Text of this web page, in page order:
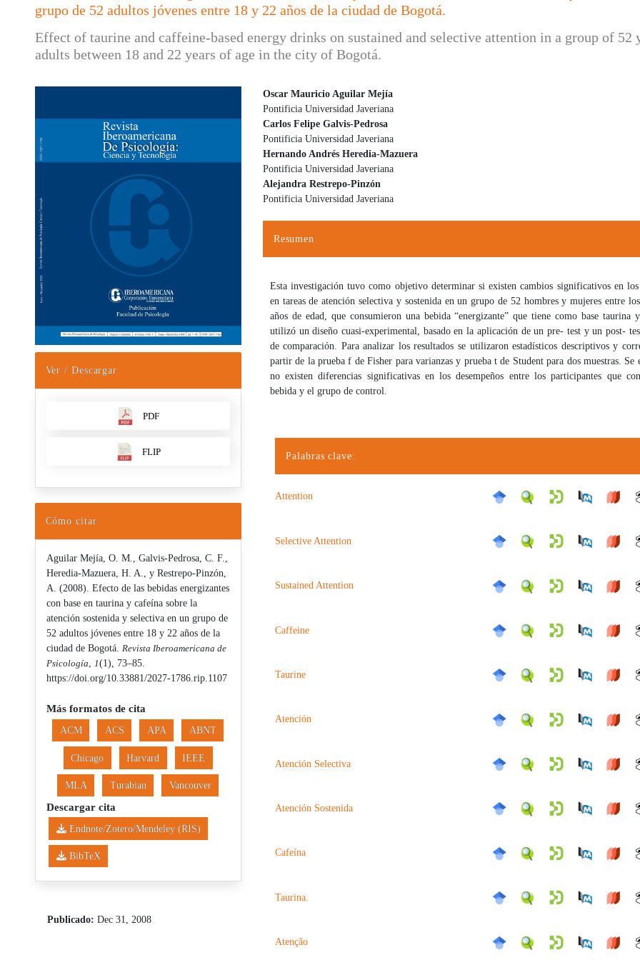
grupo de 52 adultos jóvenes entre 18 y 22 años de la ciudad de Bogotá.
Effect of taurine and caffeine-based energy drinks on sustained and selective attention in a group of 52
adults between 18 and 22 years of age in the city of Bogotá.
Barra lateral del artículo
Ver / Descargar
PDF
FLIP
Cómo citar
Aguilar Mejía, O. M., Galvis-Pedrosa, C. F.,
Heredia-Mazuera, H. A., y Restrepo-Pinzón,
A. (2008). Efecto de las bebidas energizantes
con base en taurina y cafeína sobre la
atención sostenida y selectiva en un grupo de
52 adultos jóvenes entre 18 y 22 años de la
ciudad de Bogotá. Revista Iberoamericana de
Psicología, 1(1), 73–85.
https://doi.org/10.33881/2027-1786.rip.1107
Más formatos de cita
ACM ACS APA ABNT
Chicago Harvard IEEE
MLA Turabian Vancouver
Descargar cita
Endnote/Zotero/Mendeley (RIS)
BibTeX
Publicado: Dec 31, 2008
Contenido principal del artículo
Oscar Mauricio Aguilar Mejía
Pontificia Universidad Javeriana
Carlos Felipe Galvis-Pedrosa
Pontificia Universidad Javeriana
Hernando Andrés Heredia-Mazuera
Pontificia Universidad Javeriana
Alejandra Restrepo-Pinzón
Pontificia Universidad Javeriana
Resumen
Esta investigación tuvo como objetivo determinar si existen cambios significativos en los
en tareas de atención selectiva y sostenida en un grupo de 52 hombres y mujeres entre
años de edad, que consumieron una bebida “energizante” que tiene como base taurina
utilizó un diseño cuasi-experimental, basado en la aplicación de un pre- test y un post-
de comparación. Para analizar los resultados se utilizaron estadísticos descriptivos y
partir de la prueba f de Fisher para varianzas y prueba t de Student para dos muestras. Se
no existen diferencias significativas en los desempeños entre los participantes que
bebida y el grupo de control.
Palabras clave:
Attention
Selective Attention
Sustained Attention
Caffeine
Taurine
Atención
Atención Selectiva
Atención Sostenida
Cafeína
Taurina.
Atenção